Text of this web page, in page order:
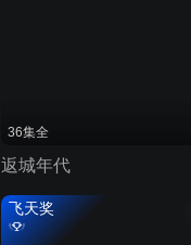
36集全
返城年代
飞天奖